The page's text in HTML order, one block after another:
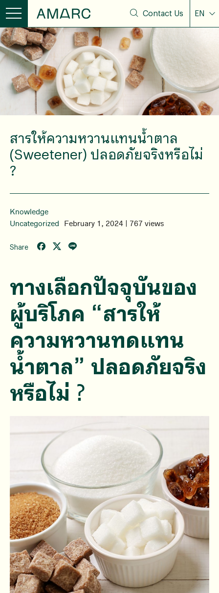
Contact Us EN
สารให้ความหวานแทนน้ำตาล
(Sweetener) ปลอดภัยจริงหรือไม่
?
Knowledge
Uncategorized
February 1, 2024 | 767 views
Share
ทางเลือกปัจจุบันของ
ผู้บริโภค “สารให้
ความหวานทดแทน
น้ำตาล” ปลอดภัยจริง
หรือไม่ ?